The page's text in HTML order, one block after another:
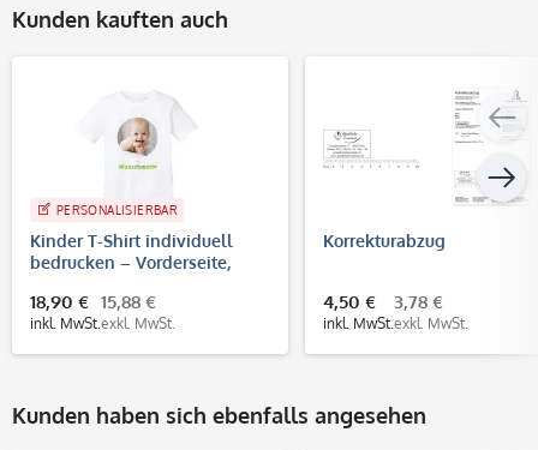
Kunden kauften auch
PERSONALISIERBAR
Kinder T-Shirt individuell
bedrucken – Vorderseite,
18,90 €
inkl. MwSt.
15,88 €
exkl. MwSt.
Korrekturabzug
4,50 €
inkl. MwSt.
3,78 €
exkl. MwSt.
Kunden haben sich ebenfalls angesehen